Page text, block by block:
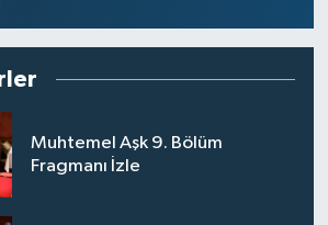
Muhtemel Aşk 9. Bölüm
Fragmanı İzle